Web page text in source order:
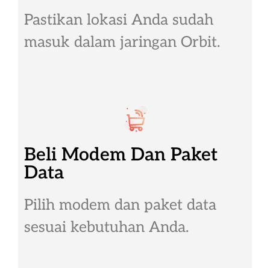
Pastikan lokasi Anda sudah
masuk dalam jaringan Orbit.
Beli Modem Dan Paket
Data
Pilih modem dan paket data
sesuai kebutuhan Anda.